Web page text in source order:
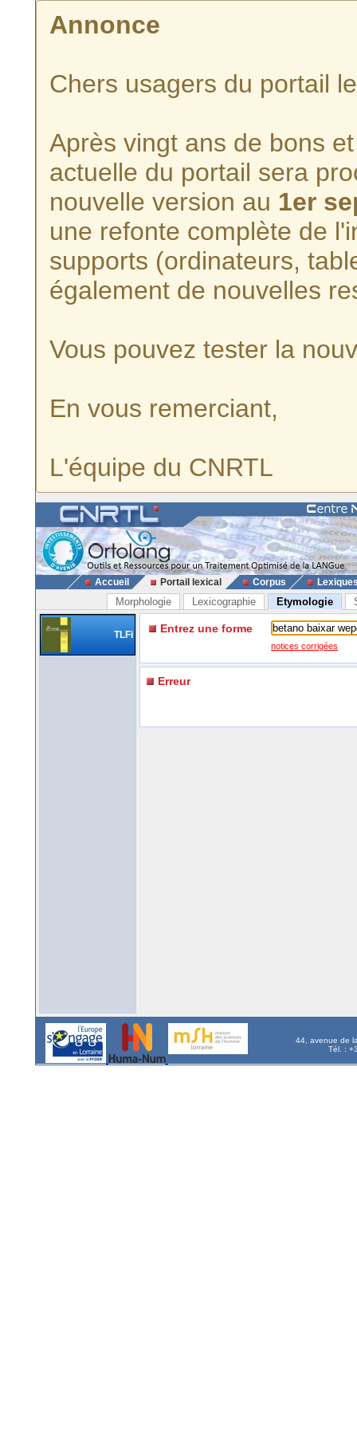
Annonce
Chers usagers du portail
Après vingt ans de bons
actuelle du portail sera
nouvelle version au 1er
une refonte complète de
supports (ordinateurs,
également de nouvelles
Vous pouvez tester la
En vous remerciant,
L'équipe du CNRTL
Accueil Portail lexical Corpus
Morphologie Lexicographie Etymologie
TLFi Entrez une forme
notices corrigées
Erreur
44, avenue de
Tél. :